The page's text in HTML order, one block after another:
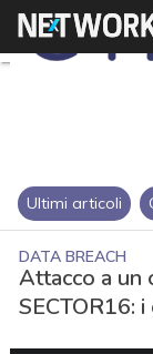
Ultimi articoli
DATA BREACH
Attacco a un
SECTOR16: